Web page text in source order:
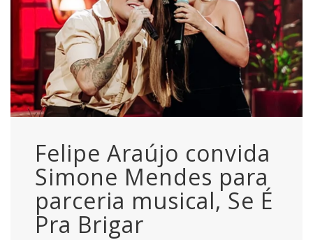
Felipe Araújo convida
Simone Mendes para
parceria musical, Se É
Pra Brigar